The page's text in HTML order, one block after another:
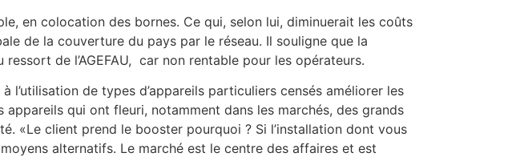
en colocation des bornes. Ce qui, selon lui, diminuerait les coûts
de la couverture du pays par le réseau. Il souligne que la
de l’AGEFAU, car non rentable pour les opérateurs.
l’utilisation de types d’appareils particuliers censés améliorer les
qui ont fleuri, notamment dans les marchés, des grands
«Le client prend le booster pourquoi ? Si l’installation dont vous
alternatifs. Le marché est le centre des affaires et est